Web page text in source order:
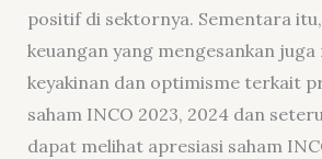
positif di sektornya. Sementara
keuangan yang mengesankan juga
keyakinan dan optimisme terkait
saham INCO 2023, 2024 dan
dapat melihat apresiasi saham